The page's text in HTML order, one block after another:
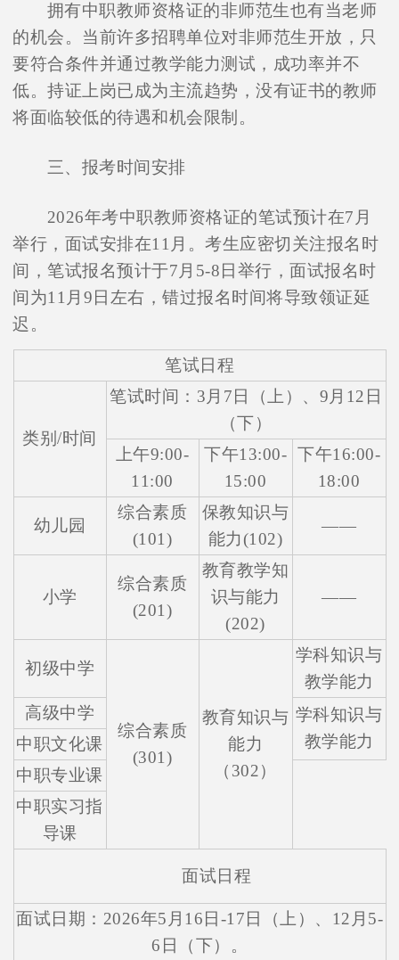
拥有中职教师资格证的非师范生也有当老师
的机会。当前许多招聘单位对非师范生开放，只
要符合条件并通过教学能力测试，成功率并不
低。持证上岗已成为主流趋势，没有证书的教师
将面临较低的待遇和机会限制。
三、报考时间安排
2026年考中职教师资格证的笔试预计在7月
举行，面试安排在11月。考生应密切关注报名时
间，笔试报名预计于7月5-8日举行，面试报名时
间为11月9日左右，错过报名时间将导致领证延
迟。
笔试日程
类别/时间
笔试时间：3月7日（上）、9月12日
（下）
上午9:00-
11:00
下午13:00-
15:00
下午16:00-
18:00
幼儿园
综合素质
(101)
保教知识与
能力(102)
——
小学
综合素质
(201)
教育教学知
识与能力
(202)
——
初级中学
综合素质
(301)
教育知识与
能力
（302）
学科知识与
教学能力
高级中学
学科知识与
教学能力
中职文化课
中职专业课
中职实习指
导课
面试日程
面试日期：2026年5月16日-17日（上）、12月5-
6日（下）。